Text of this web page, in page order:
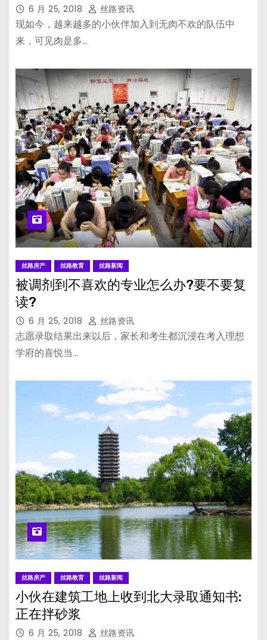
6 月 25, 2018 丝路资讯
现如今，越来越多的小伙伴加入到无肉不欢的队伍中
来，可见肉是多…
丝路房产 丝路教育 丝路新闻
被调剂到不喜欢的专业怎么办?要不要复
读?
6 月 25, 2018 丝路资讯
志愿录取结果出来以后，家长和考生都沉浸在考入理想
学府的喜悦当…
丝路房产 丝路教育 丝路新闻
小伙在建筑工地上收到北大录取通知书:
正在拌砂浆
6 月 25, 2018 丝路资讯